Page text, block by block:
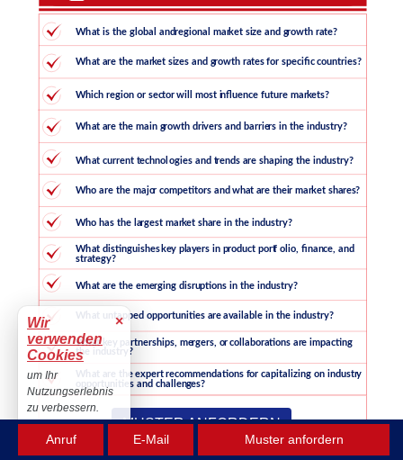
MUSTER ANFORDERN
Anruf E-Mail Muster anfordern
Wir
verwenden
Cookies
×
um Ihr
Nutzungserlebnis
zu verbessern.